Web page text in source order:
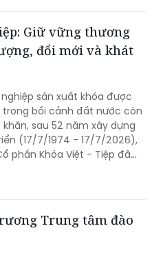
Giữ vững thương
đổi mới và khát
sản xuất khóa được
trong bối cảnh đất nước còn
khăn, sau 52 năm xây dựng
(17/7/1974 - 17/7/2026),
phần Khóa Việt - Tiệp đã
tăng trưởng của một
“quốc dân”, mà còn phản
bỉ của doanh nghiệp Việt
Trung tâm đào